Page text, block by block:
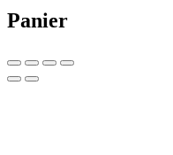
Panier